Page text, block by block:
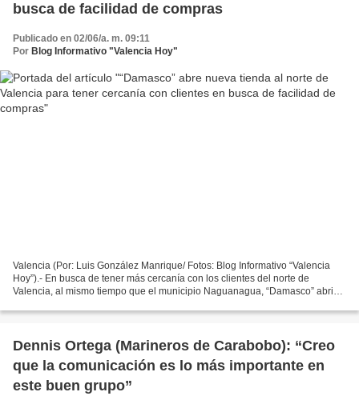
busca de facilidad de compras
Publicado en 02/06/a. m. 09:11
Por Blog Informativo "Valencia Hoy"
Valencia (Por: Luis González Manrique/ Fotos: Blog Informativo “Valencia
Hoy”).- En busca de tener más cercanía con los clientes del norte de
Valencia, al mismo tiempo que el municipio Naguanagua, “Damasco” abrió
Dennis Ortega (Marineros de Carabobo): “Creo
que la comunicación es lo más importante en
este buen grupo”